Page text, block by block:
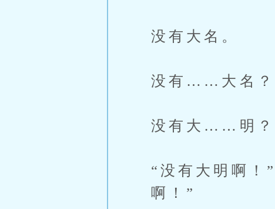
没有大名。
没有……大名？
没有大……明？
“没有大明啊
啊！”